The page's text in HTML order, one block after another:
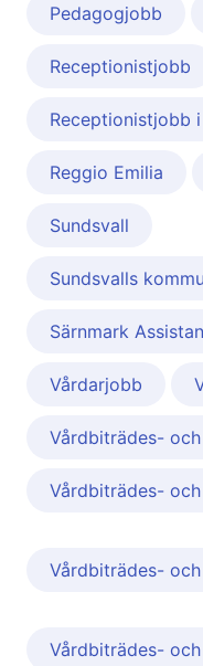
Pedagogjobb
Receptionistjobb
Receptionistjobb
Reggio Emilia
Sundsvall
Sundsvalls
Särnmark
Vårdarjobb
Vårdbiträdes-
Vårdbiträdes-
Vårdbiträdes-
Vårdbiträdes-